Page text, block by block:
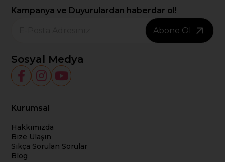
Kampanya ve Duyurulardan haberdar ol!
Abone Ol
Sosyal Medya
Kurumsal
Hakkımızda
Bize Ulaşın
Sıkça Sorulan Sorular
Blog